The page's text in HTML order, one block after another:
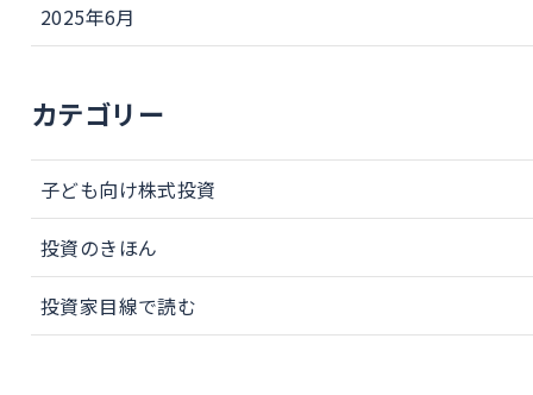
2025年6月
カテゴリー
子ども向け株式投資
投資のきほん
投資家目線で読む